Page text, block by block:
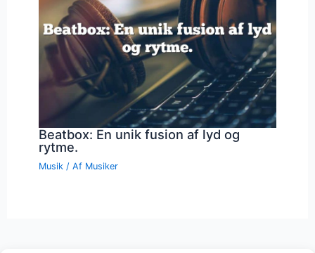
Beatbox: En unik fusion af lyd og
rytme.
Musik / Af Musiker